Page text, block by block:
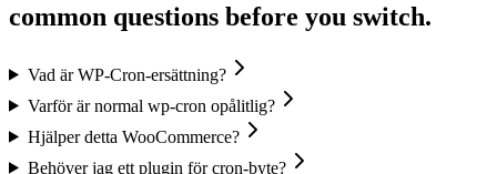
common questions before you switch.
Vad är WP-Cron-ersättning?
Varför är normal wp-cron opålitlig?
Hjälper detta WooCommerce?
Behöver jag ett plugin för cron-byte?